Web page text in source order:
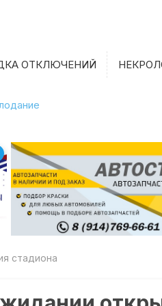
ОТКЛЮЧЕНИЙ
стадиона